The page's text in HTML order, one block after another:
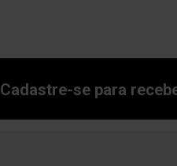
Cadastre-se para